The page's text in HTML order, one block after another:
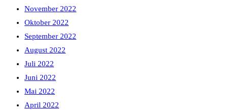
November 2022
Oktober 2022
September 2022
August 2022
Juli 2022
Juni 2022
Mai 2022
April 2022